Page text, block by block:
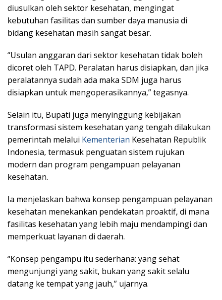
diusulkan oleh sektor kesehatan, mengingat
kebutuhan fasilitas dan sumber daya manusia di
bidang kesehatan masih sangat besar.
“Usulan anggaran dari sektor kesehatan tidak boleh
dicoret oleh TAPD. Peralatan harus disiapkan, dan jika
peralatannya sudah ada maka SDM juga harus
disiapkan untuk mengoperasikannya,” tegasnya.
Selain itu, Bupati juga menyinggung kebijakan
transformasi sistem kesehatan yang tengah dilakukan
pemerintah melalui Kementerian Kesehatan Republik
Indonesia, termasuk penguatan sistem rujukan
modern dan program pengampuan pelayanan
kesehatan.
Ia menjelaskan bahwa konsep pengampuan pelayanan
kesehatan menekankan pendekatan proaktif, di mana
fasilitas kesehatan yang lebih maju mendampingi dan
memperkuat layanan di daerah.
“Konsep pengampu itu sederhana: yang sehat
mengunjungi yang sakit, bukan yang sakit selalu
datang ke tempat yang jauh,” ujarnya.